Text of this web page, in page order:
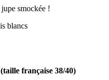
smockée !
blancs
française 38/40)